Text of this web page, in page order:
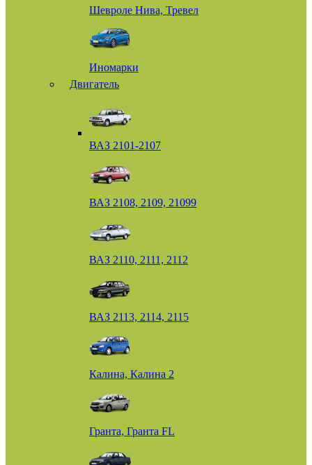
Шевроле Нива, Тревел
Иномарки
Двигатель
ВАЗ 2101-2107
ВАЗ 2108, 2109, 21099
ВАЗ 2110, 2111, 2112
ВАЗ 2113, 2114, 2115
Калина, Калина 2
Гранта, Гранта FL